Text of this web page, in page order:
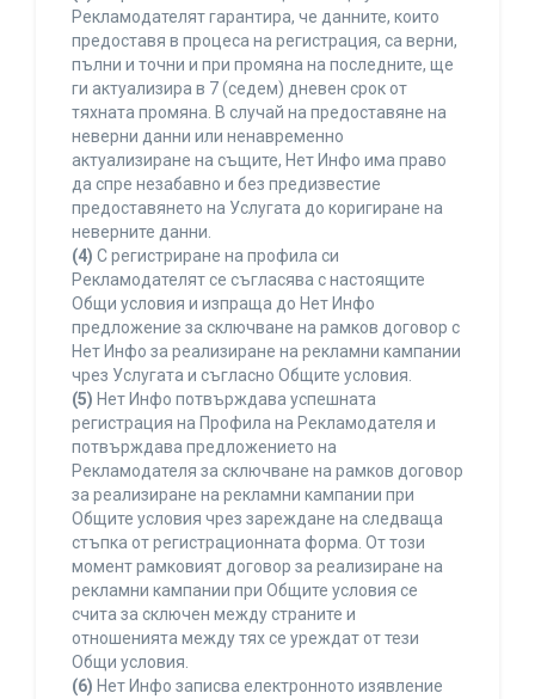
Рекламодателят гарантира, че данните, които
предоставя в процеса на регистрация, са верни,
пълни и точни и при промяна на последните, ще
ги актуализира в 7 (седем) дневен срок от
тяхната промяна. В случай на предоставяне на
неверни данни или ненавременно
актуализиране на същите, Нет Инфо има право
да спре незабавно и без предизвестие
предоставянето на Услугата до коригиране на
неверните данни.
(4) С регистриране на профила си
Рекламодателят се съгласява с настоящите
Общи условия и изпраща до Нет Инфо
предложение за сключване на рамков договор с
Нет Инфо за реализиране на рекламни кампании
чрез Услугата и съгласно Общите условия.
(5) Нет Инфо потвърждава успешната
регистрация на Профила на Рекламодателя и
потвърждава предложението на
Рекламодателя за сключване на рамков договор
за реализиране на рекламни кампании при
Общите условия чрез зареждане на следваща
стъпка от регистрационната форма. От този
момент рамковият договор за реализиране на
рекламни кампании при Общите условия се
счита за сключен между страните и
отношенията между тях се уреждат от тези
Общи условия.
(6) Нет Инфо записва електронното изявление